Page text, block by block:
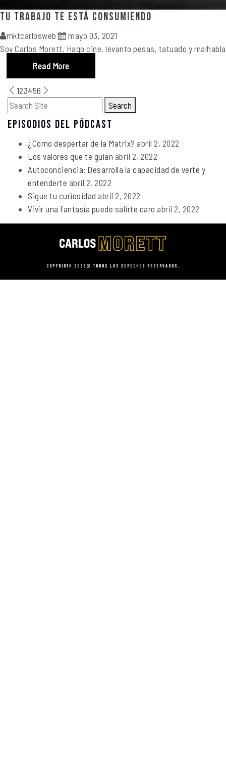
Tu trabajo te está consumiendo
mktcarlosweb
mayo 03, 2021
Soy Carlos Morett. Hago cine, levanto pesas, tatuado y
Read More
123456
Search
EPISODIOS DEL PÓDCAST
¿Cómo despertar de la Matrix? abril 2, 2022
Los valores que te guían abril 2, 2022
Autoconciencia: Desarrolla la capacidad de verte y
entenderte abril 2, 2022
Sigue tu curiosidad abril 2, 2022
Vivir una fantasía puede salirte caro abril 2, 2022
Copyrigth 2023@ Todos los derechos reservados.